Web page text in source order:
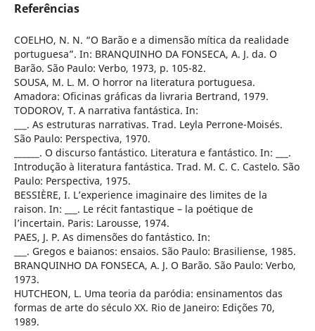
Referências
COELHO, N. N. “O Barão e a dimensão mítica da realidade
portuguesa”. In: BRANQUINHO DA FONSECA, A. J. da. O
Barão. São Paulo: Verbo, 1973, p. 105-82.
SOUSA, M. L. M. O horror na literatura portuguesa.
Amadora: Oficinas gráficas da livraria Bertrand, 1979.
TODOROV, T. A narrativa fantástica. In:
___. As estruturas narrativas. Trad. Leyla Perrone-Moisés.
São Paulo: Perspectiva, 1970.
______. O discurso fantástico. Literatura e fantástico. In: ___.
Introdução à literatura fantástica. Trad. M. C. C. Castelo. São
Paulo: Perspectiva, 1975.
BESSIÈRE, I. L’experience imaginaire des limites de la
raison. In: ___. Le récit fantastique – la poétique de
l’incertain. Paris: Larousse, 1974.
PAES, J. P. As dimensões do fantástico. In:
___. Gregos e baianos: ensaios. São Paulo: Brasiliense, 1985.
BRANQUINHO DA FONSECA, A. J. O Barão. São Paulo: Verbo,
1973.
HUTCHEON, L. Uma teoria da paródia: ensinamentos das
formas de arte do século XX. Rio de Janeiro: Edições 70,
1989.